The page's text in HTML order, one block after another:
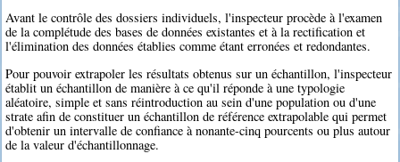
Avant le contrôle des dossiers individuels, l'inspecteur procède à l'examen
de la complétude des bases de données existantes et à la rectification et
l'élimination des données établies comme étant erronées et redondantes.
Pour pouvoir extrapoler les résultats obtenus sur un échantillon, l'inspecteur
établit un échantillon de manière à ce qu'il réponde à une typologie
aléatoire, simple et sans réintroduction au sein d'une population ou d'une
strate afin de constituer un échantillon de référence extrapolable qui permet
d'obtenir un intervalle de confiance à nonante-cinq pourcents ou plus autour
de la valeur d'échantillonnage.